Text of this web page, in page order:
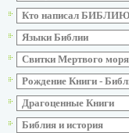
Кто написал
Языки Библии
Свитки Мертвого моря
Рождение Книги -
Драгоценные Книги
Библия и история